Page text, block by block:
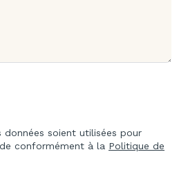
données soient utilisées pour
conformément à la Politique de